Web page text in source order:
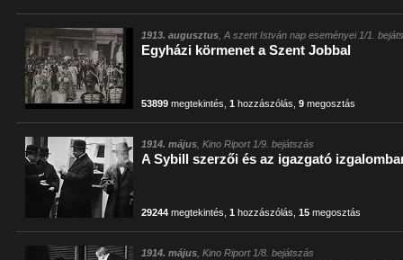
1913. augusztus , A szent István nap eseményei 1/1.
Egyházi körmenet a Szent Jobbal
53899 megtekintés ,1 hozzászólás ,9 megosztás
1914. május , Kino Riport 1/9. bejátszás
A Sybill szerzői és az igazgató
29244 megtekintés ,1 hozzászólás ,15 megosztás
1914. május , Kino Riport 1/8. bejátszás